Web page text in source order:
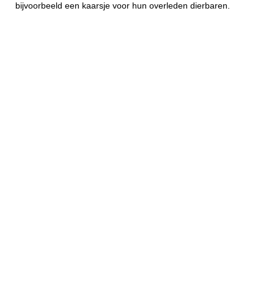
bijvoorbeeld een kaarsje voor hun overleden dierbaren.